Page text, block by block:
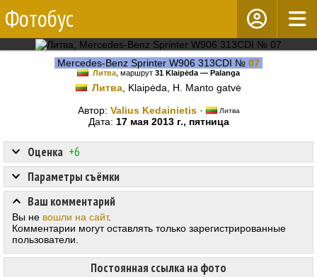
Фотобус
Mercedes-Benz Sprinter W906 313CDI № 07
Литва , маршрут 31 Klaipėda — Palanga
Литва , Klaipėda, H. Manto gatvė
Автор: Valius Kedainietis· Литва
Дата: 17 мая 2013 г., пятница
Оценка +6
Постоянная ссылка на фото
Параметры съёмки
Ваш комментарий
Вы не вошли на сайт.
Комментарии могут оставлять только зарегистрированные
пользователи.